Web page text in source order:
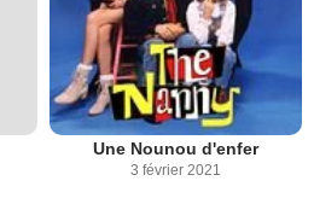
Une Nounou d'enfer
3 février 2021